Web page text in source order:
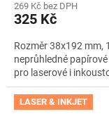
269 Kč bez DPH
325 Kč
Rozměr 38x192 mm,
neprůhledné
pro laserové i
LASER & INKJET